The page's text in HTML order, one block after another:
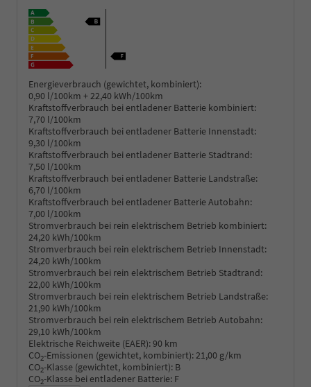
Energieverbrauch (gewichtet, kombiniert):
0,90 l/100km + 22,40 kWh/100km
Kraftstoffverbrauch bei entladener Batterie kombiniert:
7,70 l/100km
Kraftstoffverbrauch bei entladener Batterie Innenstadt:
9,30 l/100km
Kraftstoffverbrauch bei entladener Batterie Stadtrand:
7,50 l/100km
Kraftstoffverbrauch bei entladener Batterie Landstraße:
6,70 l/100km
Kraftstoffverbrauch bei entladener Batterie Autobahn:
7,00 l/100km
Stromverbrauch bei rein elektrischem Betrieb kombiniert:
24,20 kWh/100km
Stromverbrauch bei rein elektrischem Betrieb Innenstadt:
24,20 kWh/100km
Stromverbrauch bei rein elektrischem Betrieb Stadtrand:
22,00 kWh/100km
Stromverbrauch bei rein elektrischem Betrieb Landstraße:
21,90 kWh/100km
Stromverbrauch bei rein elektrischem Betrieb Autobahn:
29,10 kWh/100km
Elektrische Reichweite (EAER):90 km
CO2-Emissionen (gewichtet, kombiniert):21,00 g/km
CO2-Klasse (gewichtet, kombiniert): B
CO2-Klasse bei entladener Batterie: F